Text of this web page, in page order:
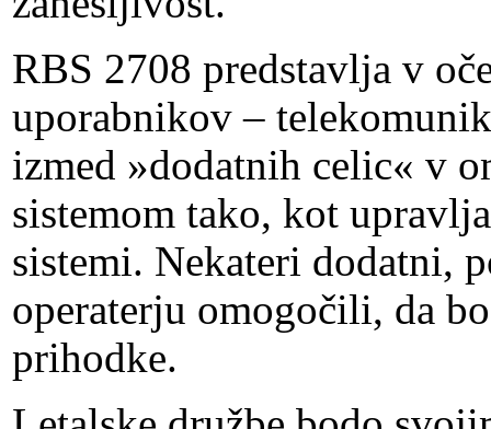
RBS 2708 predstavlja v
uporabnikov –
izmed »dodatnih celic« v
sistemom tako, kot
sistemi. Nekateri dodatni,
operaterju omogočili, da
prihodke.